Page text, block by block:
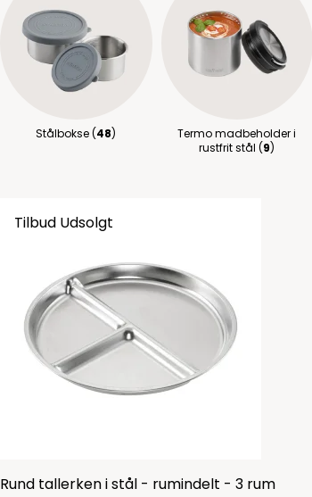
Stålbokse (48)
Termo madbeholder i
rustfrit stål (9)
Tilbud Udsolgt
Rund tallerken i stål - rumindelt - 3 rum